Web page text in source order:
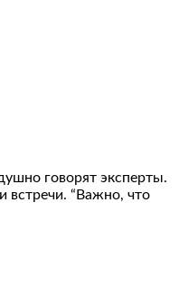
говорят эксперты.
встречи. “Важно, что